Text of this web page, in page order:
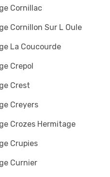
Cornillac
Cornillon Sur L Oule
La Coucourde
Crepol
Crest
Creyers
Crozes Hermitage
Crupies
Curnier